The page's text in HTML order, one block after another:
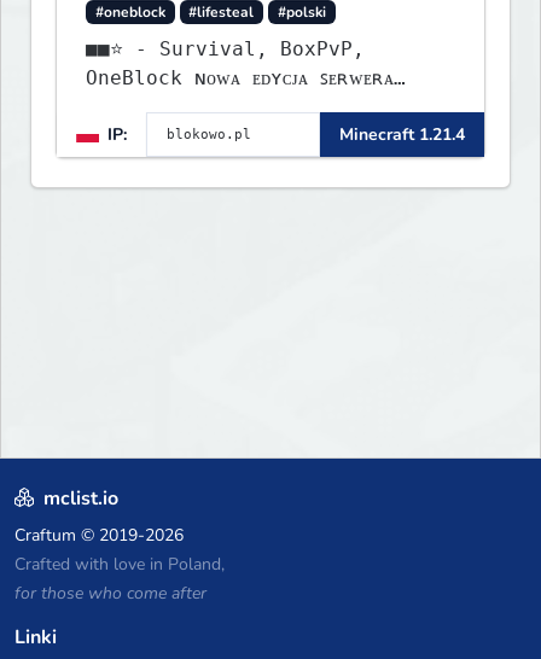
#oneblock
#lifesteal #polski
■■⭐ - Survival, BoxPvP,
OneBlock ɴᴏᴡᴀ ᴇᴅʏᴄᴊᴀ ꜱᴇʀᴡᴇʀᴀ
ᴡʏꜱᴛᴀʀᴛᴏᴡᴀʟᴀ!
IP:
Minecraft 1.21.4
mclist.io
Craftum © 2019-2026
Crafted with love in Poland,
for those who come after
Linki